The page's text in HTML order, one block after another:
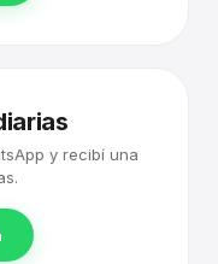
y recibí una